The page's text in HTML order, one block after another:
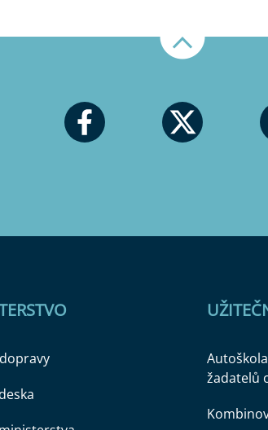
žadatelů